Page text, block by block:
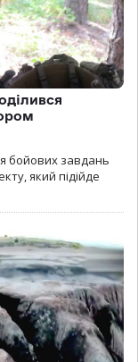
бойових завдань
який підійде